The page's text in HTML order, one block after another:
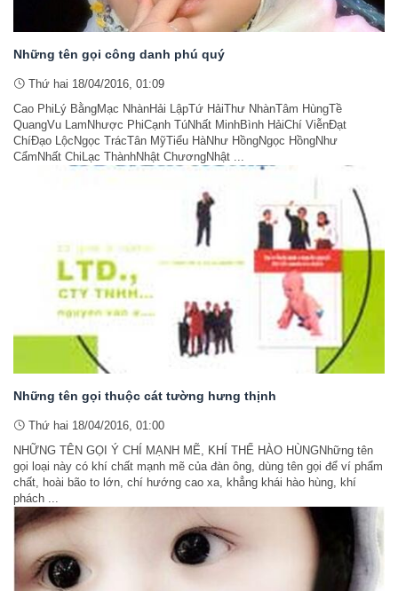
Những tên gọi công danh phú quý
Thứ hai 18/04/2016, 01:09
Cao PhiLý BằngMạc NhànHải LậpTứ HảiThư NhànTâm HùngTề
QuangVu LamNhược PhiCạnh TúNhất MinhBình HảiChí ViễnĐạt
ChíĐạo LộcNgọc TrácTân MỹTiểu HàNhư HồngNgọc HồngNhư
CẩmNhất ChiLạc ThànhNhật ChươngNhật ...
Những tên gọi thuộc cát tường hưng thịnh
Thứ hai 18/04/2016, 01:00
NHỮNG TÊN GỌI Ý CHÍ MẠNH MẼ, KHÍ THẾ HÀO HÙNGNhững tên
gọi loại này có khí chất mạnh mẽ của đàn ông, dùng tên gọi để ví phẩm
chất, hoài bão to lớn, chí hướng cao xa, khẳng khái hào hùng, khí
phách ...